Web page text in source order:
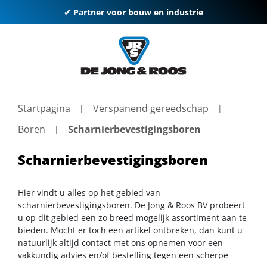
✔ Partner voor bouw en industrie
Startpagina
Verspanend gereedschap
Boren
Scharnierbevestigingsboren
Scharnierbevestigingsboren
Hier vindt u alles op het gebied van
scharnierbevestigingsboren. De Jong & Roos BV probeert
u op dit gebied een zo breed mogelijk assortiment aan te
bieden. Mocht er toch een artikel ontbreken, dan kunt u
natuurlijk altijd contact met ons opnemen voor een
vakkundig advies en/of bestelling tegen een scherpe